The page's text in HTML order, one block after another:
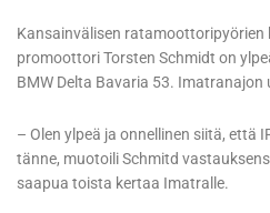
Kansainvälisen ratamoottoripyörien
promoottori Torsten Schmidt on
BMW Delta Bavaria 53. Imatranajon
– Olen ylpeä ja onnellinen siitä, että
tänne, muotoili Schmitd
saapua toista kertaa Imatralle.